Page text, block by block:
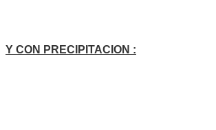
Y CON PRECIPITACION :